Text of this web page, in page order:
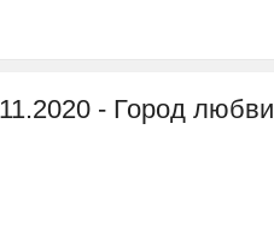
- Город любви